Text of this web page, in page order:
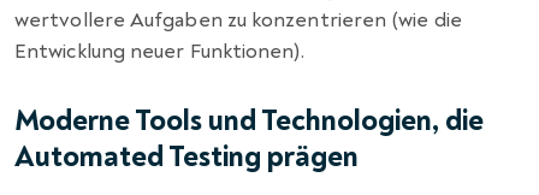
wertvollere Aufgaben zu konzentrieren (wie die
Entwicklung neuer Funktionen).
Moderne Tools und Technologien, die
Automated Testing prägen